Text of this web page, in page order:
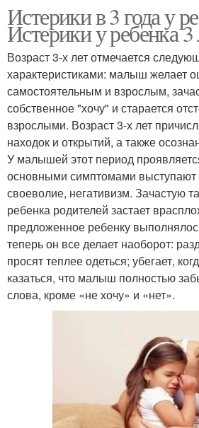
Истерики в 3 года у
Истерики у ребенка 3
Возраст 3-х лет отмечается
характеристиками: малыш желает
самостоятельным и взрослым,
собственное "хочу" и старается
взрослыми. Возраст 3-х лет
находок и открытий, а также
У малышей этот период
основными симптомами выступают
своеволие, негативизм. Зачастую
ребенка родителей застает
предложенное ребенку
теперь он все делает наоборот:
просят теплее одеться; убегает,
казаться, что малыш полностью
слова, кроме «не хочу» и «нет».